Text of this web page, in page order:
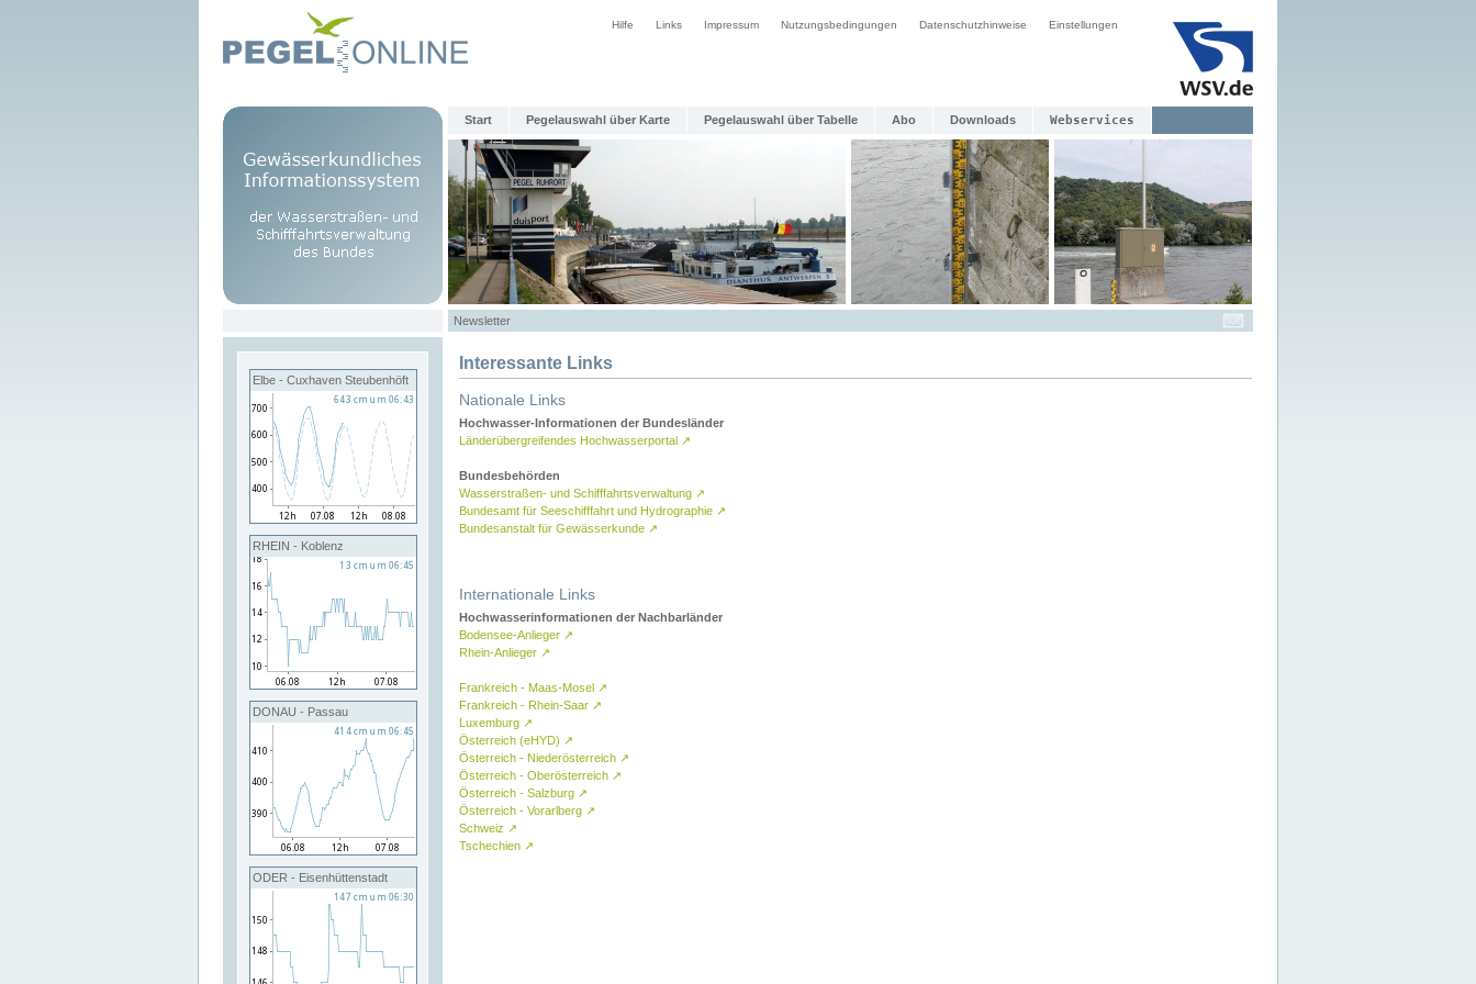
Hilfe Links Impressum Nutzungsbedingungen Datenschutzhinweise Einstellungen
Start Pegelauswahl über Karte Pegelauswahl über Tabelle Abo Downloads Webservices
Newsletter
Elbe - Cuxhaven Steubenhöft
RHEIN - Koblenz
DONAU - Passau
ODER - Eisenhüttenstadt
Interessante Links
Nationale Links
Hochwasser-Informationen der Bundesländer
Länderübergreifendes Hochwasserportal ↗
Bundesbehörden
Wasserstraßen- und Schifffahrtsverwaltung ↗
Bundesamt für Seeschifffahrt und Hydrographie ↗
Bundesanstalt für Gewässerkunde ↗
Internationale Links
Hochwasserinformationen der Nachbarländer
Bodensee-Anlieger ↗
Rhein-Anlieger ↗
Frankreich - Maas-Mosel ↗
Frankreich - Rhein-Saar ↗
Luxemburg ↗
Österreich (eHYD) ↗
Österreich - Niederösterreich ↗
Österreich - Oberösterreich ↗
Österreich - Salzburg ↗
Österreich - Vorarlberg ↗
Schweiz ↗
Tschechien ↗